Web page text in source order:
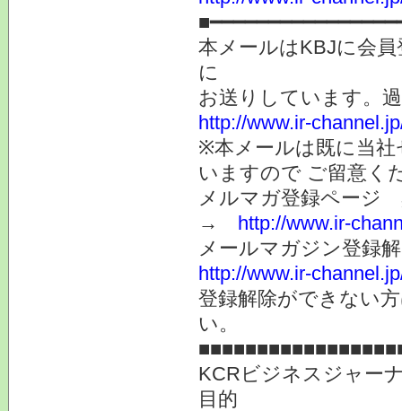
本メールはKBJに会
に
お送りしています。
http://www.ir-
※本メールは既に当
いますので ご留意く
メルマガ登録ページ
→ http://www.ir-
メールマガジン登録
http://www.ir-
登録解除ができない
い。
KCRビジネスジャー
目的